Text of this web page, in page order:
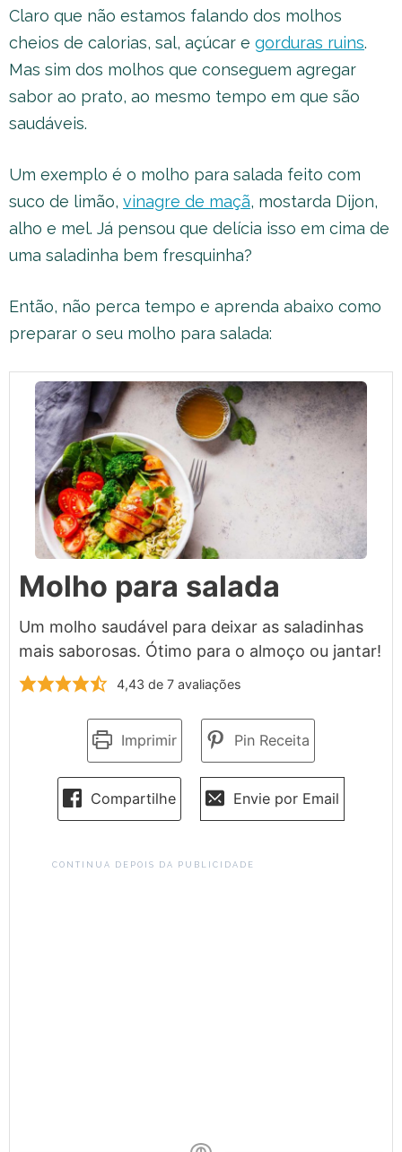
Claro que não estamos falando dos molhos
cheios de calorias, sal, açúcar e gorduras ruins.
Mas sim dos molhos que conseguem agregar
sabor ao prato, ao mesmo tempo em que são
saudáveis.
Um exemplo é o molho para salada feito com
suco de limão, vinagre de maçã, mostarda Dijon,
alho e mel. Já pensou que delícia isso em cima de
uma saladinha bem fresquinha?
Então, não perca tempo e aprenda abaixo como
preparar o seu molho para salada:
Molho para salada
Um molho saudável para deixar as saladinhas
mais saborosas. Ótimo para o almoço ou jantar!
4,43 de 7avaliações
Imprimir Pin Receita
Compartilhe Envie por Email
CONTINUA DEPOIS DA PUBLICIDADE